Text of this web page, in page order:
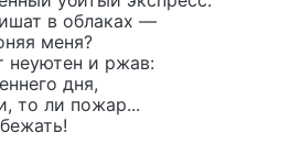
в облаках —
меня?
неуютен и ржав:
дня,
то ли пожар...